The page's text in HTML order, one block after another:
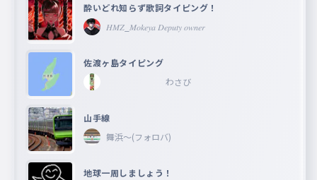
後味一生消えてくんないわ
059 あとあじいっしょうきえてくんないわ
全部全部アンタのせいだ
酔いどれ知らず歌詞タイピング！
𝐻𝑀𝑍_𝑀𝑜𝑘𝑒𝑦𝑎 𝐷𝑒𝑝𝑢𝑡𝑦 𝑜𝑤𝑛𝑒𝑟
佐渡ヶ島タイピング
わさび
山手線
舞浜〜(フォロバ)
地球一周しましょう！